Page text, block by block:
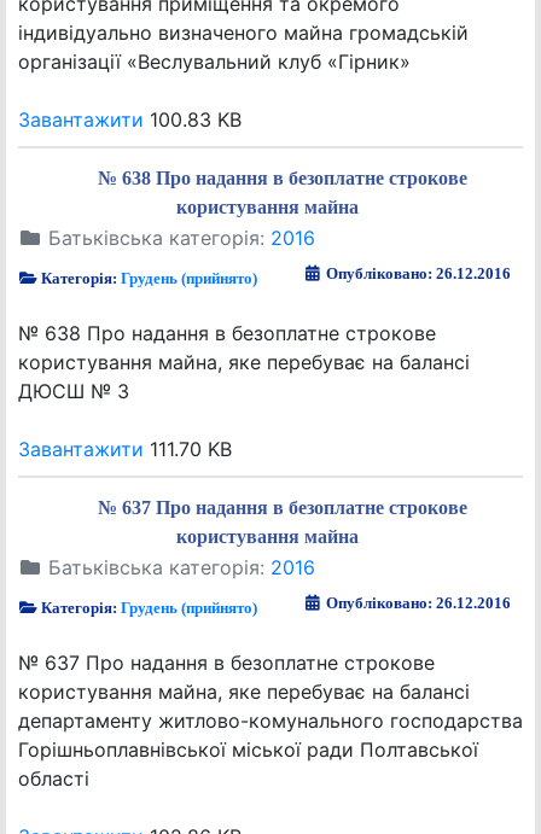
індивідуально визначеного майна громадській
організації «Веслувальний клуб «Гірник»
Завантажити 100.83 KB
№ 638 Про надання в безоплатне строкове
користування майна
Батьківська категорія: 2016
Категорія:Грудень (прийнято) Опубліковано: 26.12.2016
№ 638 Про надання в безоплатне строкове
користування майна, яке перебуває на балансі
ДЮСШ № 3
Завантажити 111.70 KB
№ 637 Про надання в безоплатне строкове
користування майна
Батьківська категорія: 2016
Категорія:Грудень (прийнято) Опубліковано: 26.12.2016
№ 637 Про надання в безоплатне строкове
користування майна, яке перебуває на балансі
департаменту житлово-комунального господарства
Горішньоплавнівської міської ради Полтавської
області